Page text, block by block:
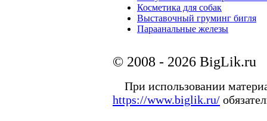
Косметика для собак
Выставочный груминг бигля
Параанальные железы
© 2008 - 2026 BigLik.ru
При использовании
https://www.biglik.ru/